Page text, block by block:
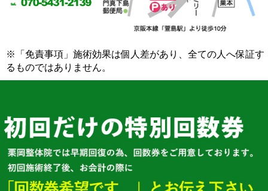
※「免責事項」施術効果は個人差があり、全ての人へ保証す
るものではありません。